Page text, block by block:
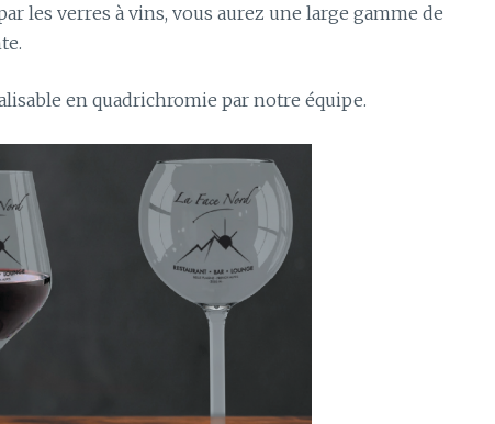
les verres à vins, vous aurez une large gamme de
en quadrichromie par notre équipe.